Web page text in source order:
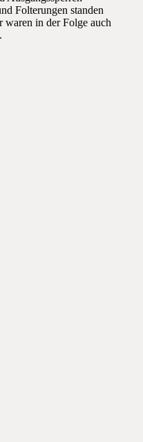
Folterungen standen
waren in der Folge auch